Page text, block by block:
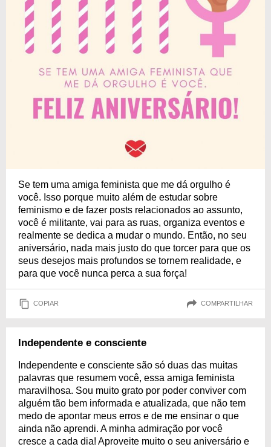
Se tem uma amiga feminista que me dá orgulho é
você. Isso porque muito além de estudar sobre
feminismo e de fazer posts relacionados ao assunto,
você é militante, vai para as ruas, organiza eventos e
realmente se dedica a mudar o mundo. Então, no seu
aniversário, nada mais justo do que torcer para que os
seus desejos mais profundos se tornem realidade, e
para que você nunca perca a sua força!
COPIAR COMPARTILHAR
Independente e consciente
Independente e consciente são só duas das muitas
palavras que resumem você, essa amiga feminista
maravilhosa. Sou muito grato por poder conviver com
alguém tão bem informada e atualizada, que não tem
medo de apontar meus erros e de me ensinar o que
ainda não aprendi. A minha admiração por você
cresce a cada dia! Aproveite muito o seu aniversário e